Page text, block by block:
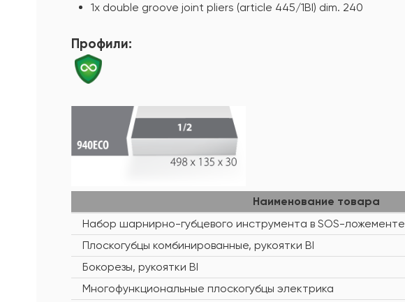
1x double groove joint pliers (article 445/1BI) dim. 240
Профили:
Наименование товара
Набор шарнирно-губцевого инструмента в SOS-ложементе
Плоскогубцы комбинированные, рукоятки BI
Бокорезы, рукоятки BI
Многофункциональные плоскогубцы электрика